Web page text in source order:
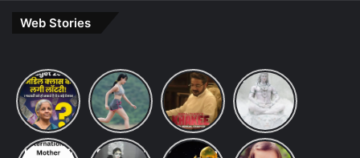
Web Stories
Budget
2026
Expectations:
Income
Tax Slab
7 ways
to
maintain
a
healthy
khakee
the
bengal
chapter
review
10 Lines
on Maha
Shivratri
in Hindi
InternationalSaraswati
chandrayaan-
10